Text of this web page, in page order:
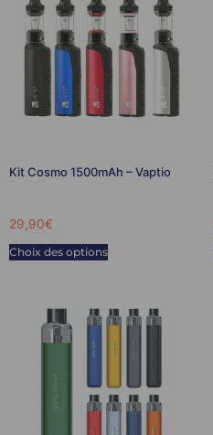
Kit Cosmo 1500mAh – Vaptio
29,90€
Choix des options